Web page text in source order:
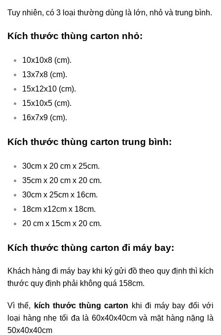
Tuy nhiên, có 3 loại thường dùng là lớn, nhỏ và trung bình.
Kích thước thùng carton nhỏ:
10x10x8 (cm).
13x7x8 (cm).
15x12x10 (cm).
15x10x5 (cm).
16x7x9 (cm).
Kích thước thùng carton trung bình:
30cm x 20 cm x 25cm.
35cm x 20 cm x 20 cm.
30cm x 25cm x 16cm.
18cm x12cm x 18cm.
20 cm x 15cm x 20 cm.
Kích thước thùng carton đi máy bay:
Khách hàng đi máy bay khi ký gửi đồ theo quy định thì kích
thước quy định phải không quá 158cm.
Vì thế, kích thước thùng carton khi đi máy bay đối với
loại hàng nhẹ tối đa là 60x40x40cm và mặt hàng nặng là
50x40x40cm